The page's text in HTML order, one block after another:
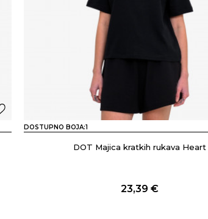
DOSTUPNO BOJA:1
DOT Majica kratkih rukava Heart
23,39 €